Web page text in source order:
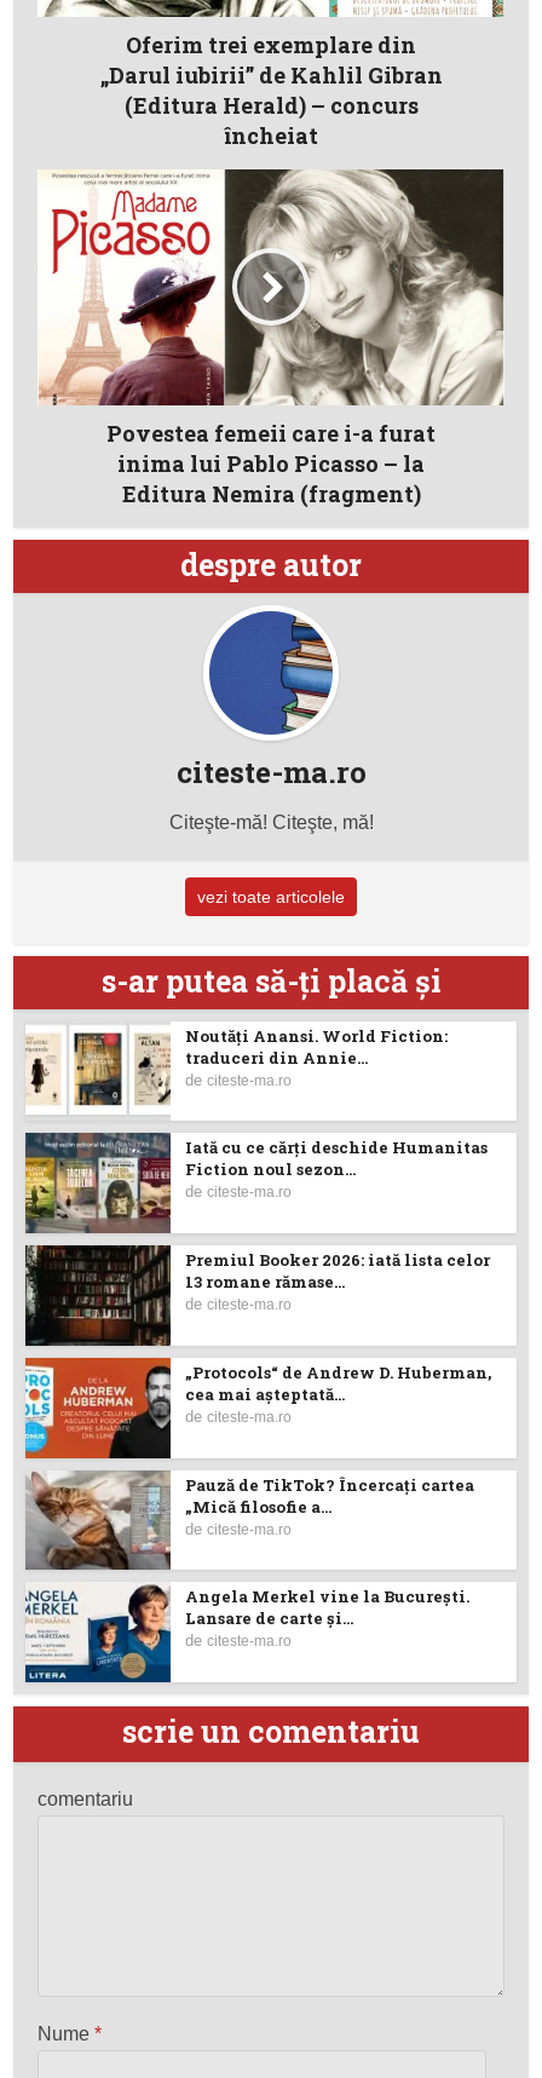
Oferim trei exemplare din
„Darul iubirii” de Kahlil Gibran
(Editura Herald) – concurs
încheiat
Povestea femeii care i-a furat
inima lui Pablo Picasso – la
Editura Nemira (fragment)
despre autor
citeste-ma.ro
Citeşte-mă! Citeşte, mă!
vezi toate articolele
s-ar putea să-ţi placă şi
Noutăţi Anansi. World Fiction:
traduceri din Annie...
deciteste-ma.ro
Iată cu ce cărţi deschide Humanitas
Fiction noul sezon...
deciteste-ma.ro
Premiul Booker 2026: iată lista celor
13 romane rămase...
deciteste-ma.ro
„Protocols“ de Andrew D. Huberman,
cea mai așteptată...
deciteste-ma.ro
Pauză de TikTok? Încercaţi cartea
„Mică filosofie a...
deciteste-ma.ro
Angela Merkel vine la București.
Lansare de carte şi...
deciteste-ma.ro
scrie un comentariu
comentariu
Nume*